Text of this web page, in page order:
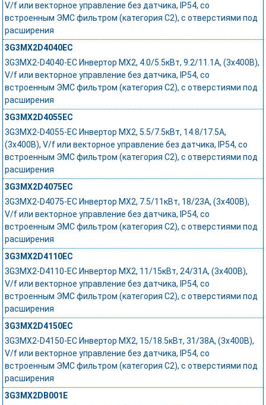
V/f или векторное управление без датчика, IP54, со
встроенным ЭМС фильтром (категория C2), с отверстиями под
расширения
3G3MX2D4040EC
3G3MX2-D4040-EC Инвертор MX2, 4.0/5.5кВт, 9.2/11.1А, (3x400В),
V/f или векторное управление без датчика, IP54, со
встроенным ЭМС фильтром (категория C2), с отверстиями под
расширения
3G3MX2D4055EC
3G3MX2-D4055-EC Инвертор MX2, 5.5/7.5кВт, 14.8/17.5А,
(3x400В), V/f или векторное управление без датчика, IP54, со
встроенным ЭМС фильтром (категория C2), с отверстиями под
расширения
3G3MX2D4075EC
3G3MX2-D4075-EC Инвертор MX2, 7.5/11кВт, 18/23А, (3x400В),
V/f или векторное управление без датчика, IP54, со
встроенным ЭМС фильтром (категория C2), с отверстиями под
расширения
3G3MX2D4110EC
3G3MX2-D4110-EC Инвертор MX2, 11/15кВт, 24/31А, (3x400В),
V/f или векторное управление без датчика, IP54, со
встроенным ЭМС фильтром (категория C2), с отверстиями под
расширения
3G3MX2D4150EC
3G3MX2-D4150-EC Инвертор MX2, 15/18.5кВт, 31/38А, (3x400В),
V/f или векторное управление без датчика, IP54, со
встроенным ЭМС фильтром (категория C2), с отверстиями под
расширения
3G3MX2DB001E